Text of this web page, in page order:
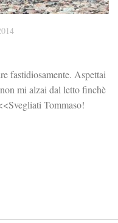
fastidiosamente. Aspettai
mi alzai dal letto finchè
Tommaso!